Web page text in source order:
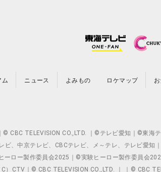
ム ニュース よみもの ロケマップ
CBC TELEVISION CO.,LTD. ｜©テレビ愛知｜©東
ビ、中京テレビ、CBCテレビ、メ～テレ、テレビ愛
ロー製作委員会2025｜©実験ヒーロー製作委員会
C）CTV｜© CBC TELEVISION CO.,LTD. ｜ ｜© CBC